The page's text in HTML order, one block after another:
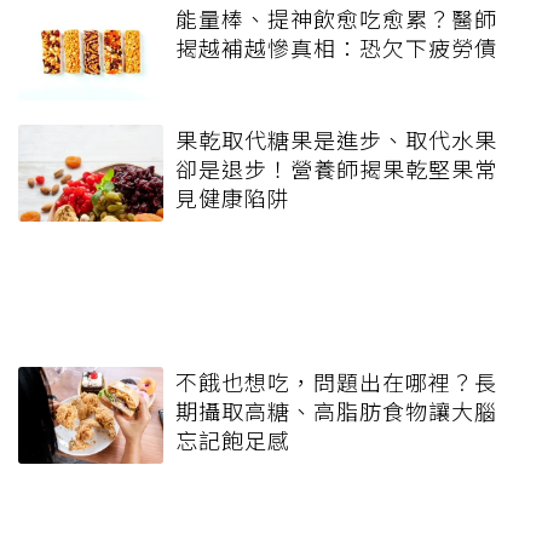
能量棒、提神飲愈吃愈累？醫師
揭越補越慘真相：恐欠下疲勞債
果乾取代糖果是進步、取代水果
卻是退步！營養師揭果乾堅果常
見健康陷阱
不餓也想吃，問題出在哪裡？長
期攝取高糖、高脂肪食物讓大腦
忘記飽足感